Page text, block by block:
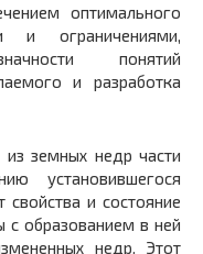
оптимального
и ограничениями,
понятий
и разработка
из земных недр части
установившегося
и состояние
с образованием в ней
недр. Этот